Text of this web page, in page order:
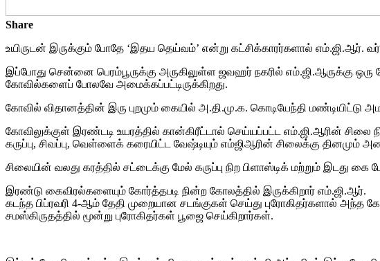
Share
உயிருடன் இருக்கும் போதே ‘இதய தெய்வம்’ என்று கட்சிக்காரர்களால்
இப்போது சென்னை பெரம்பூருக்கு அருகிலுள்ள ஜவஹர் நகரில் எம்.ஜி.ஆருக்கு ஒரு
கோவில்களைப் போலவே அமைக்கப்பட்டிருக்கிறது.
கோவில் விதானத்தின் இரு புறமும் கையில் அ.தி.மு.க. கொடியேந்தி
கோவிலுக்குள் இரண்டடி உயரத்தில் கான்கிரீட்டால் செய்யப்பட்ட எம்.ஜி.ஆரின்
கருப்பு, சிவப்பு, வெள்ளைக் கரையிட்ட வேஷ்டியும் எம்ஜிஆரின் சிலைக்கு தினமும்
சிலையின் வலது கரத்தில் சட்டைக்கு மேல் கருப்பு நிற பிளாஸ்டிக் மற்றும் இடது கை
இரண்டு கைவிரல்களையும் கோர்த்தபடி நின்ற கோலத்தில் இருக்கிறார் எம்.ஜி.ஆர்.
கடந்த பிப்ரவரி 4-ஆம் தேதி முறையான சடங்குகள் செய்து புரோகிதர்களால் அந்த
சமஸ்கிருதத்தில் மூன்று புரோகிதர்கள் பூஜை செய்கிறார்கள்.